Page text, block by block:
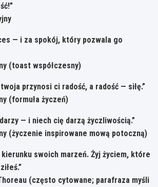
— i za spokój, który pozwala go
(toast współczesny)
przynosi ci radość, a radość — siłę.”
(formuła życzeń)
— i niech cię darzą życzliwością.”
(życzenie inspirowane mową potoczną)
kierunku swoich marzeń. Żyj życiem, które
(często cytowane; parafraza myśli